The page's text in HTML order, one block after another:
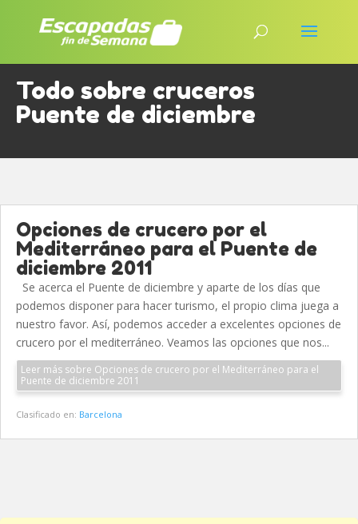
Todo sobre cruceros
Puente de diciembre
Opciones de crucero por el
Mediterráneo para el Puente de
diciembre 2011
Se acerca el Puente de diciembre y aparte de los días que
podemos disponer para hacer turismo, el propio clima juega a
nuestro favor. Así, podemos acceder a excelentes opciones de
crucero por el mediterráneo. Veamos las opciones que nos...
Leer más sobre Opciones de crucero por el Mediterráneo para el
Puente de diciembre 2011
Clasificado en: Barcelona